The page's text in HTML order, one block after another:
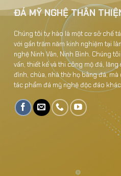
ĐÁ MỸ NGHỆ THÂN
Chúng tôi tự hào là một cơ sở chế
với gần trăm năm kinh nghiệm tại
nghệ Ninh Vân, Ninh Bình. Chúng
vấn, thiết kế và thi công mộ đá, lăng
đình, chùa, nhà thờ họ bằng đá, mà
tác phẩm đá mỹ nghệ độc đáo